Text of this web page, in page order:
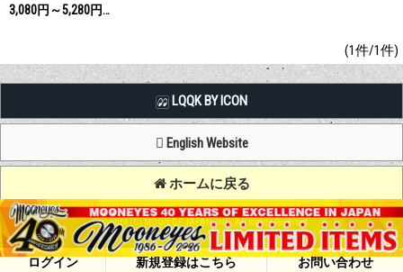
ログイン 新規登録はこちら お問い合わせ
3,080円～5,280円
(税込)
(1件/1件)
LQQK BY ICON
English Website
ホームに戻る
Copyright (C) MOON OF JAPAN, INC. All Rights Reserved.